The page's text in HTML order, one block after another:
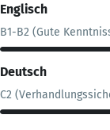
Englisch
B1-B2 (Gute
Deutsch
C2